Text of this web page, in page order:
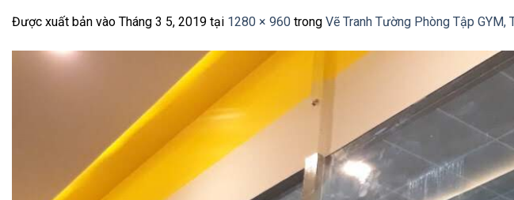
Được xuất bản vào Tháng 3 5, 2019 tại 1280 × 960 trong Vẽ Tranh Tường Phòng Tập GYM,